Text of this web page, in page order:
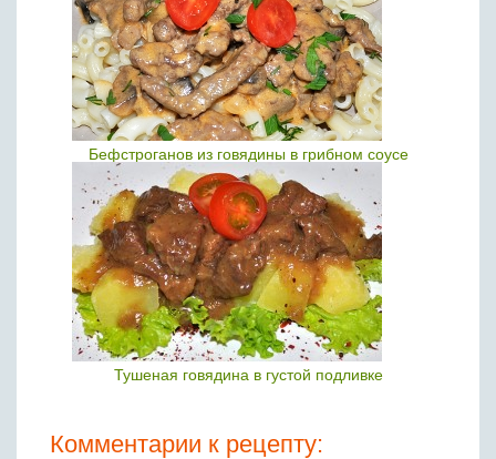
Бефстроганов из говядины в грибном соусе
Тушеная говядина в густой подливке
Комментарии к рецепту: